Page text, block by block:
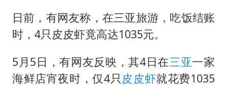
女主硬加吻戏短剧已下架
周末打虎 宋致远被查
台风白海豚实时路径
郑丽文：台湾从来没有“独立”过
日前，有网友称，在三亚旅游，吃饭结账
时，4只皮皮虾竟高达1035元。
5月5日，有网友反映，其4日在三亚一家
海鲜店宵夜时，仅4只 皮皮虾就花费1035